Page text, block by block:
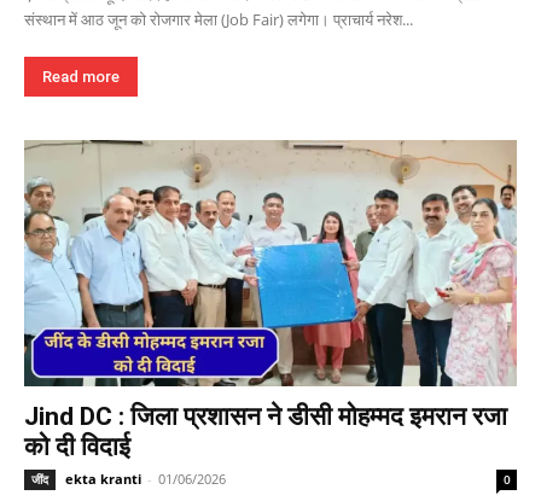
संस्थान में आठ जून को रोजगार मेला (Job Fair) लगेगा। प्राचार्य नरेश...
Read more
Jind DC : जिला प्रशासन ने डीसी मोहम्मद इमरान रजा
को दी विदाई
जींद ekta kranti - 01/06/2026 0